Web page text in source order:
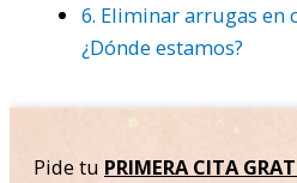
6. Eliminar arrugas en
¿Dónde estamos?
Pide tu PRIMERA CITA